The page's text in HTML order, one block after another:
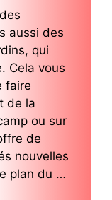
aussi des
qui
Cela vous
faire
de la
ou sur
de
nouvelles
plan du …